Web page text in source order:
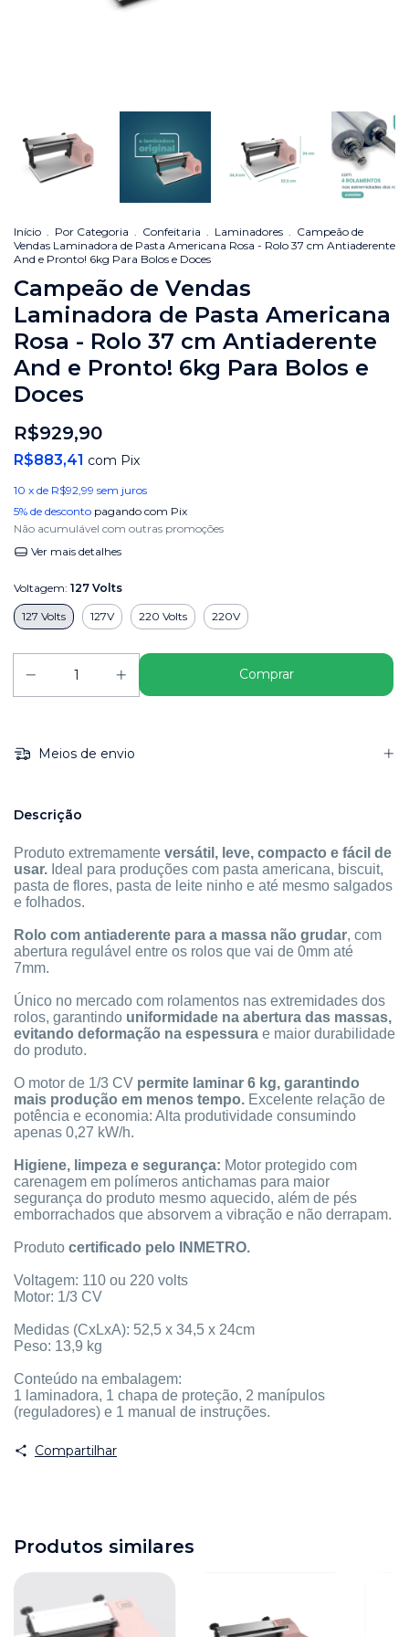
Início . Por Categoria . Confeitaria . Laminadores . Campeão de
Vendas Laminadora de Pasta Americana Rosa - Rolo 37 cm Antiaderente
And e Pronto! 6kg Para Bolos e Doces
Campeão de Vendas
Laminadora de Pasta Americana
Rosa - Rolo 37 cm Antiaderente
And e Pronto! 6kg Para Bolos e
Doces
R$929,90
R$883,41 com Pix
10 x de R$92,99 sem juros
5% de desconto pagando com Pix
Não acumulável com outras promoções
Ver mais detalhes
Voltagem: 127 Volts
127 Volts 127V 220 Volts 220V
Meios de envio
Descrição
Produto extremamente versátil, leve, compacto e fácil de
usar. Ideal para produções com pasta americana, biscuit,
pasta de flores, pasta de leite ninho e até mesmo salgados
e folhados.
Rolo com antiaderente para a massa não grudar, com
abertura regulável entre os rolos que vai de 0mm até
7mm.
Único no mercado com rolamentos nas extremidades dos
rolos, garantindo uniformidade na abertura das massas,
evitando deformação na espessura e maior durabilidade
do produto.
O motor de 1/3 CV permite laminar 6 kg, garantindo
mais produção em menos tempo. Excelente relação de
potência e economia: Alta produtividade consumindo
apenas 0,27 kW/h.
Higiene, limpeza e segurança: Motor protegido com
carenagem em polímeros antichamas para maior
segurança do produto mesmo aquecido, além de pés
emborrachados que absorvem a vibração e não derrapam.
Produto certificado pelo INMETRO.
Voltagem: 110 ou 220 volts
Motor: 1/3 CV
Medidas (CxLxA): 52,5 x 34,5 x 24cm
Peso: 13,9 kg
Conteúdo na embalagem:
1 laminadora, 1 chapa de proteção, 2 manípulos
(reguladores) e 1 manual de instruções.
Compartilhar
Produtos similares